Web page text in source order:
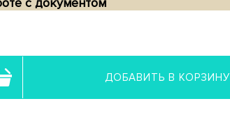
с документом
ДОБАВИТЬ В КОРЗИНУ